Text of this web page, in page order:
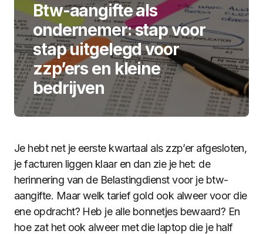
Btw-aangifte als
ondernemer: stap voor
stap uitgelegd voor
zzp’ers en kleine
bedrijven
Je hebt net je eerste kwartaal als zzp’er afgesloten,
je facturen liggen klaar en dan zie je het: de
herinnering van de Belastingdienst voor je btw-
aangifte. Maar welk tarief gold ook alweer voor die
ene opdracht? Heb je alle bonnetjes bewaard? En
hoe zat het ook alweer met die laptop die je half